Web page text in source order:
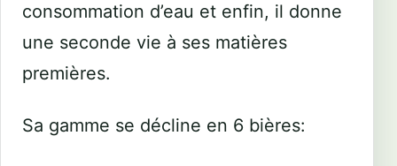
consommation d’eau et enfin, il donne
une seconde vie à ses matières
premières.
Sa gamme se décline en 6 bières: